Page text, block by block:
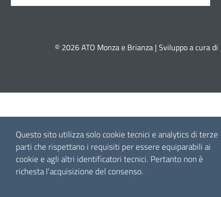
Questo sito utilizza solo cookie tecnici e analytics di terze
parti che rispettano i requisiti per essere equiparabili ai
cookie e agli altri identificatori tecnici. Pertanto non è
richesta l’acquisizione del consenso.
© 2026 ATO Monza e Brianza | Sviluppo a cura di